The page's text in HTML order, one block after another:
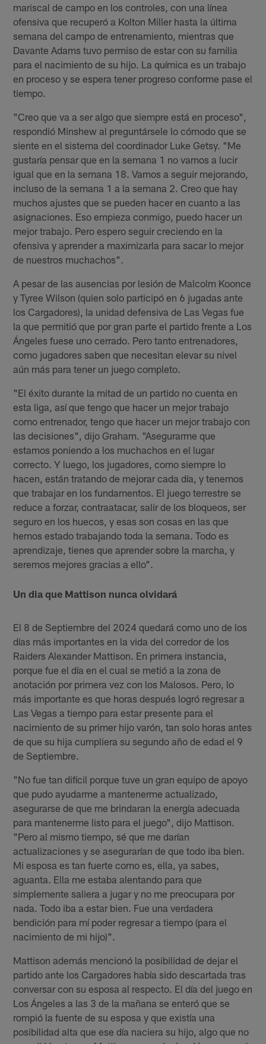
mariscal de campo en los controles, con una línea
ofensiva que recuperó a Kolton Miller hasta la última
semana del campo de entrenamiento, mientras que
Davante Adams tuvo permiso de estar con su familia
para el nacimiento de su hijo. La química es un trabajo
en proceso y se espera tener progreso conforme pase el
tiempo.
"Creo que va a ser algo que siempre está en proceso",
respondió Minshew al preguntársele lo cómodo que se
siente en el sistema del coordinador Luke Getsy. "Me
gustaría pensar que en la semana 1 no vamos a lucir
igual que en la semana 18. Vamos a seguir mejorando,
incluso de la semana 1 a la semana 2. Creo que hay
muchos ajustes que se pueden hacer en cuanto a las
asignaciones. Eso empieza conmigo, puedo hacer un
mejor trabajo. Pero espero seguir creciendo en la
ofensiva y aprender a maximizarla para sacar lo mejor
de nuestros muchachos".
A pesar de las ausencias por lesión de Malcolm Koonce
y Tyree Wilson (quien solo participó en 6 jugadas ante
los Cargadores), la unidad defensiva de Las Vegas fue
la que permitió que por gran parte el partido frente a Los
Ángeles fuese uno cerrado. Pero tanto entrenadores,
como jugadores saben que necesitan elevar su nivel
aún más para tener un juego completo.
"El éxito durante la mitad de un partido no cuenta en
esta liga, así que tengo que hacer un mejor trabajo
como entrenador, tengo que hacer un mejor trabajo con
las decisiones", dijo Graham. "Asegurarme que
estamos poniendo a los muchachos en el lugar
correcto. Y luego, los jugadores, como siempre lo
hacen, están tratando de mejorar cada día, y tenemos
que trabajar en los fundamentos. El juego terrestre se
reduce a forzar, contraatacar, salir de los bloqueos, ser
seguro en los huecos, y esas son cosas en las que
hemos estado trabajando toda la semana. Todo es
aprendizaje, tienes que aprender sobre la marcha, y
seremos mejores gracias a ello".
Un dia que Mattison nunca olvidará
El 8 de Septiembre del 2024 quedará como uno de los
días más importantes en la vida del corredor de los
Raiders Alexander Mattison. En primera instancia,
porque fue el día en el cual se metió a la zona de
anotación por primera vez con los Malosos. Pero, lo
más importante es que horas después logró regresar a
Las Vegas a tiempo para estar presente para el
nacimiento de su primer hijo varón, tan solo horas antes
de que su hija cumpliera su segundo año de edad el 9
de Septiembre.
"No fue tan difícil porque tuve un gran equipo de apoyo
que pudo ayudarme a mantenerme actualizado,
asegurarse de que me brindaran la energía adecuada
para mantenerme listo para el juego", dijo Mattison.
"Pero al mismo tiempo, sé que me darían
actualizaciones y se asegurarían de que todo iba bien.
Mi esposa es tan fuerte como es, ella, ya sabes,
aguanta. Ella me estaba alentando para que
simplemente saliera a jugar y no me preocupara por
nada. Todo iba a estar bien. Fue una verdadera
bendición para mí poder regresar a tiempo (para el
nacimiento de mi hijo)".
Mattison además mencionó la posibilidad de dejar el
partido ante los Cargadores había sido descartada tras
conversar con su esposa al respecto. El día del juego en
Los Ángeles a las 3 de la mañana se enteró que se
rompió la fuente de su esposa y que existía una
posibilidad alta que ese día naciera su hijo, algo que no